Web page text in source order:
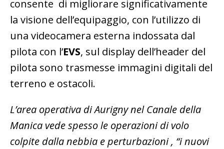
consente di migliorare significativamente
la visione dell’equipaggio, con l’utilizzo di
una videocamera esterna indossata dal
pilota con l’EVS, sul display dell’header del
pilota sono trasmesse immagini digitali del
terreno e ostacoli.
L’area operativa di Aurigny nel Canale della
Manica vede spesso le operazioni di volo
colpite dalla nebbia e perturbazioni , “i nuovi